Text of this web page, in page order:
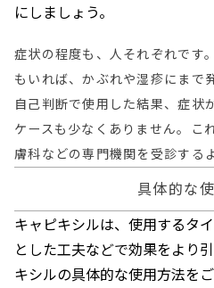
にしましょう。
症状の程度も、人それぞれです
もいれば、かぶれや湿疹にまで
自己判断で使用した結果、症状
ケースも少なくありません。こ
膚科などの専門機関を受診する
具体的な
キャピキシルは、使用するタ
とした工夫などで効果をより
キシルの具体的な使用方法をご